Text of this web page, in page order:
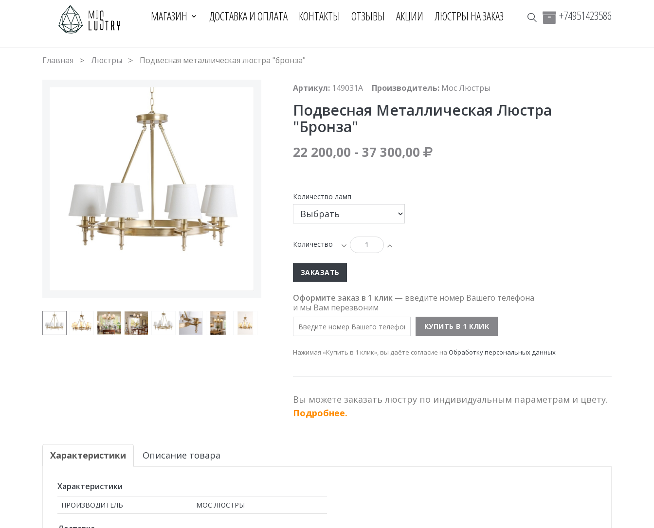
МАГАЗИН ДОСТАВКА И ОПЛАТА КОНТАКТЫ ОТЗЫВЫ АКЦИИ ЛЮСТРЫ НА ЗАКАЗ +74951423586
Главная Люстры Подвесная металлическая люстра "бронза"
Артикул: 149031A Производитель: Мос Люстры
Подвесная Металлическая Люстра
"бронза"
22 200,00 - 37 300,00
Количество ламп
Количество
ЗАКАЗАТЬ
Оформите заказ в 1 клик — введите номер Вашего телефона
и мы Вам перезвоним
Нажимая «Купить в 1 клик», вы даёте согласие на Обработку персональных данных
Вы можете заказать люстру по индивидуальным параметрам и цвету.
Подробнее.
Характеристики Описание товара
Характеристики
ПРОИЗВОДИТЕЛЬ МОС ЛЮСТРЫ